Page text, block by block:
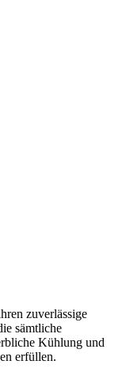
zuverlässige
sämtliche
Kühlung und
erfüllen.